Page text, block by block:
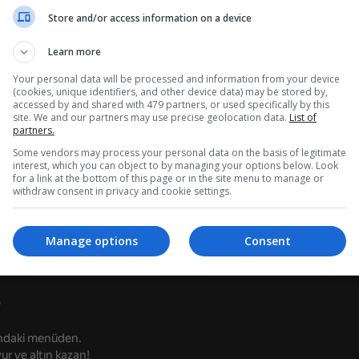
78 18+ 67
74
nişan almak ve göz kırpmadan daha hızlı tepki vermektir.
vakalar ve nadir görünümler! 🔫✨
menüden.
ve altın kazan!
Store and/or access information on a device
Learn more
Your personal data will be processed and information from your device
(cookies, unique identifiers, and other device data) may be stored by,
accessed by and shared with 479 partners, or used specifically by this
site. We and our partners may use precise geolocation data. List of
partners.
Some vendors may process your personal data on the basis of legitimate
interest, which you can object to by managing your options below. Look
for a link at the bottom of this page or in the site menu to manage or
withdraw consent in privacy and cookie settings.
Consent
Manage options